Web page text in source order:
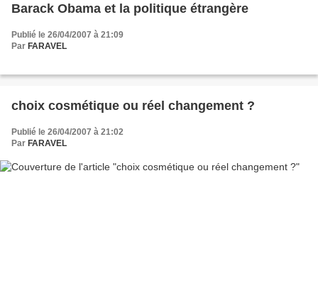
Barack Obama et la politique étrangère
Publié le 26/04/2007 à 21:09
Par FARAVEL
choix cosmétique ou réel changement ?
Publié le 26/04/2007 à 21:02
Par FARAVEL